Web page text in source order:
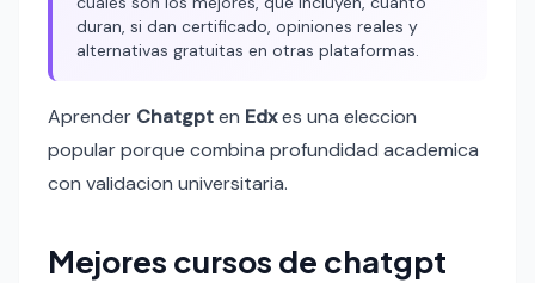
duran, si dan certificado, opiniones reales y
alternativas gratuitas en otras plataformas.
Aprender Chatgpten Edxes una eleccion
popular porque combina profundidad academica
con validacion universitaria.
Mejores cursos de chatgpt